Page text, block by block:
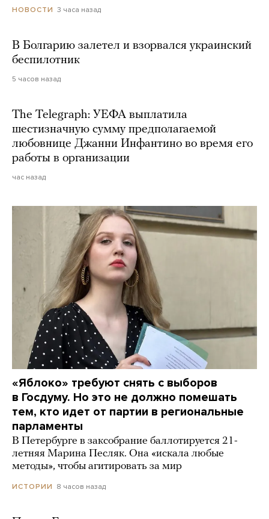
НОВОСТИ 3 часа назад
В Болгарию залетел и взорвался украинский
беспилотник
5 часов назад
The Telegraph: УЕФА выплатила
шестизначную сумму предполагаемой
любовнице Джанни Инфантино во время его
работы в организации
час назад
«Яблоко» требуют снять с выборов
в Госдуму. Но это не должно помешать
тем, кто идет от партии в региональные
парламенты
В Петербурге в заксобрание баллотируется 21-
летняя Марина Песляк. Она «искала любые
методы», чтобы агитировать за мир
ИСТОРИИ 8 часов назад